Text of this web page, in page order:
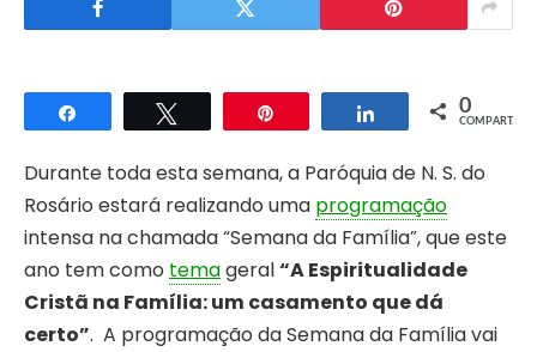
Compartilhar Compartilhar
0
COMPART.
Durante toda esta semana, a Paróquia de N. S. do
Rosário estará realizando uma programação
intensa na chamada “Semana da Família”, que este
ano tem como temageral“A Espiritualidade
Cristã na Família: um casamento que dá
certo”. A programação da Semana da Família vai